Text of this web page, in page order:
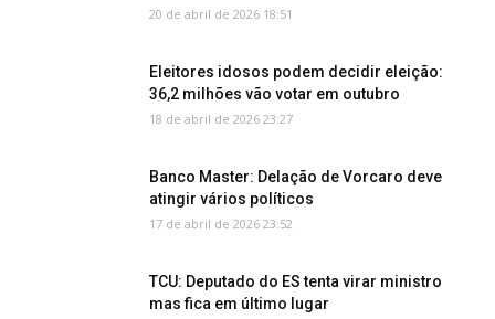
20 de abril de 2026 18:51
Eleitores idosos podem decidir eleição:
36,2 milhões vão votar em outubro
18 de abril de 2026 23:27
Banco Master: Delação de Vorcaro deve
atingir vários políticos
17 de abril de 2026 23:52
TCU: Deputado do ES tenta virar ministro
mas fica em último lugar